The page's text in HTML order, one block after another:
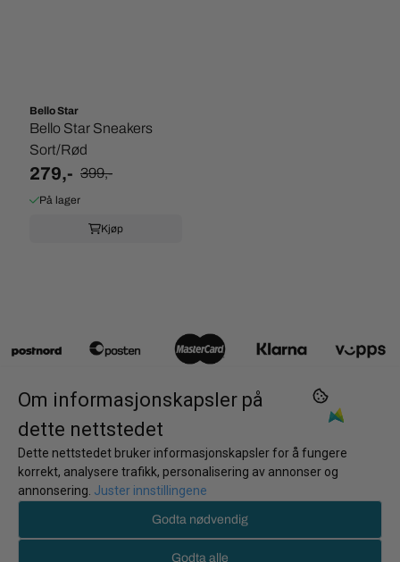
Bello Star
Bello Star Sneakers
Sort/Rød
279,- 399,-
På lager
Kjøp
Kontakt oss
post@torgstua.no
951 15 453
Torgstua Mote AS
Nyhetsbrev
Meld deg på vårt månedlige nyhetsbrev!
E-post
Informasjon
Om informasjonskapsler på
dette nettstedet
Dette nettstedet bruker informasjonskapsler for å fungere
korrekt, analysere trafikk, personalisering av annonser og
annonsering. Juster innstillingene
Godta nødvendig
Godta alle